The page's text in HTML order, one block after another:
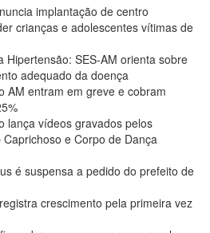
implantação de centro
crianças e adolescentes vítimas de
Hipertensão: SES-AM orienta sobre
adequado da doença
AM entram em greve e cobram
lança vídeos gravados pelos
e Corpo de Dança
é suspensa a pedido do prefeito de
crescimento pela primeira vez